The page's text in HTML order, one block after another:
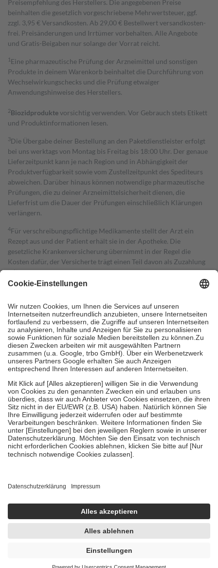
Preisempfehlung des Herstellers. Die angegebenen Preise
beinhalten die gesetzlich vorgeschriebene Mehrwertsteuer, ggf.
zzgl. 3,95 € Versandkosten. Ab 29,00 € Bestell­wert versand­kosten­
frei. Preisänderungen und Irrtümer vorbehalten. Alle Angebote
und Gratis-Beigaben nur solange der Vorrat reicht.
1 Eine pharmazeutische Prüfung der Arzneimittel und sonstigen
Produkte in deinem Warenkorb beinhaltet die Durchführung von
Wechselwirkungschecks und die Prüfung etwaiger
Anwendungshinweise des Herstellers.
2Biozidproduktevorsichtig verwenden. Vor Gebrauch stets Etikett
und Produktinformationen lesen.
3Die Übergabe deiner Bestellung an den Paketdienstleister erfolgt
bei uns werktags von Montag bis Freitag bis 18:00 Uhr. Der genaue
Lieferzeitpunkt kann je nach Region und in Abhängigkeit der
Produktverfügbarkeit sowie vom Zustellzeitpunkt des Spediteurs
abweichen. Darüber hinaus können notwendige pharmazeutische
Prüfungen, die zu deiner Arzneimittelsicherheit dienen, die
Lieferfrist um die Dauer der Prüfungen einschließlich Klärungen
verlängern.
4Für verschreibungspflichtige Medikamente stellt der Arzt ein
Rezept aus und der Patient erhält sie in der Apotheke. Die
gesetzliche Krankenversicherung übernimmt in der Regel die
Kosten dafür, der Versicherte trägt einen Teil davon als Zuzahlung
mit.
Grundsätzlich leisten Mitglieder Zuzahlungen in Höhe von zehn
höchstens zehn Euro.
Es sind jedoch nie mehr als die tatsächlichen
Kosten der Leistung zu entrichten.
Diese Regeln gelten grundsätzlich auch für Online-Apotheken.
Bei Heilmitteln und häuslicher Krankenpflege beträgt die
Zuzahlung zehn Prozent der Kosten sowie zehn Euro je
Verordnung.
Um das Engagement der Versicherten für ihre eigene Gesundheit zu
stärken und die besondere Stellung der Familie zu unterstützen,
fallenkeine Zuzahlungenan bei:
• Kindern und Jugendlichen bis zum vollendeten 18. Lebensjahr
mit Ausnahme der Fahrkosten
• Untersuchungen zur Vorsorge und Früherkennung, die von der
GKV getragen werden
• empfohlenen Schutzimpfungen
• Harn- und Blutteststreifen
getroffen, um sicherzustellen, dass es sich um echte Bewertungen
https://help.etrusted.com/hc/de/articles/4419944605341
Einige Bilder und Inhalte wurden unter Zuhilfenahme künstlicher